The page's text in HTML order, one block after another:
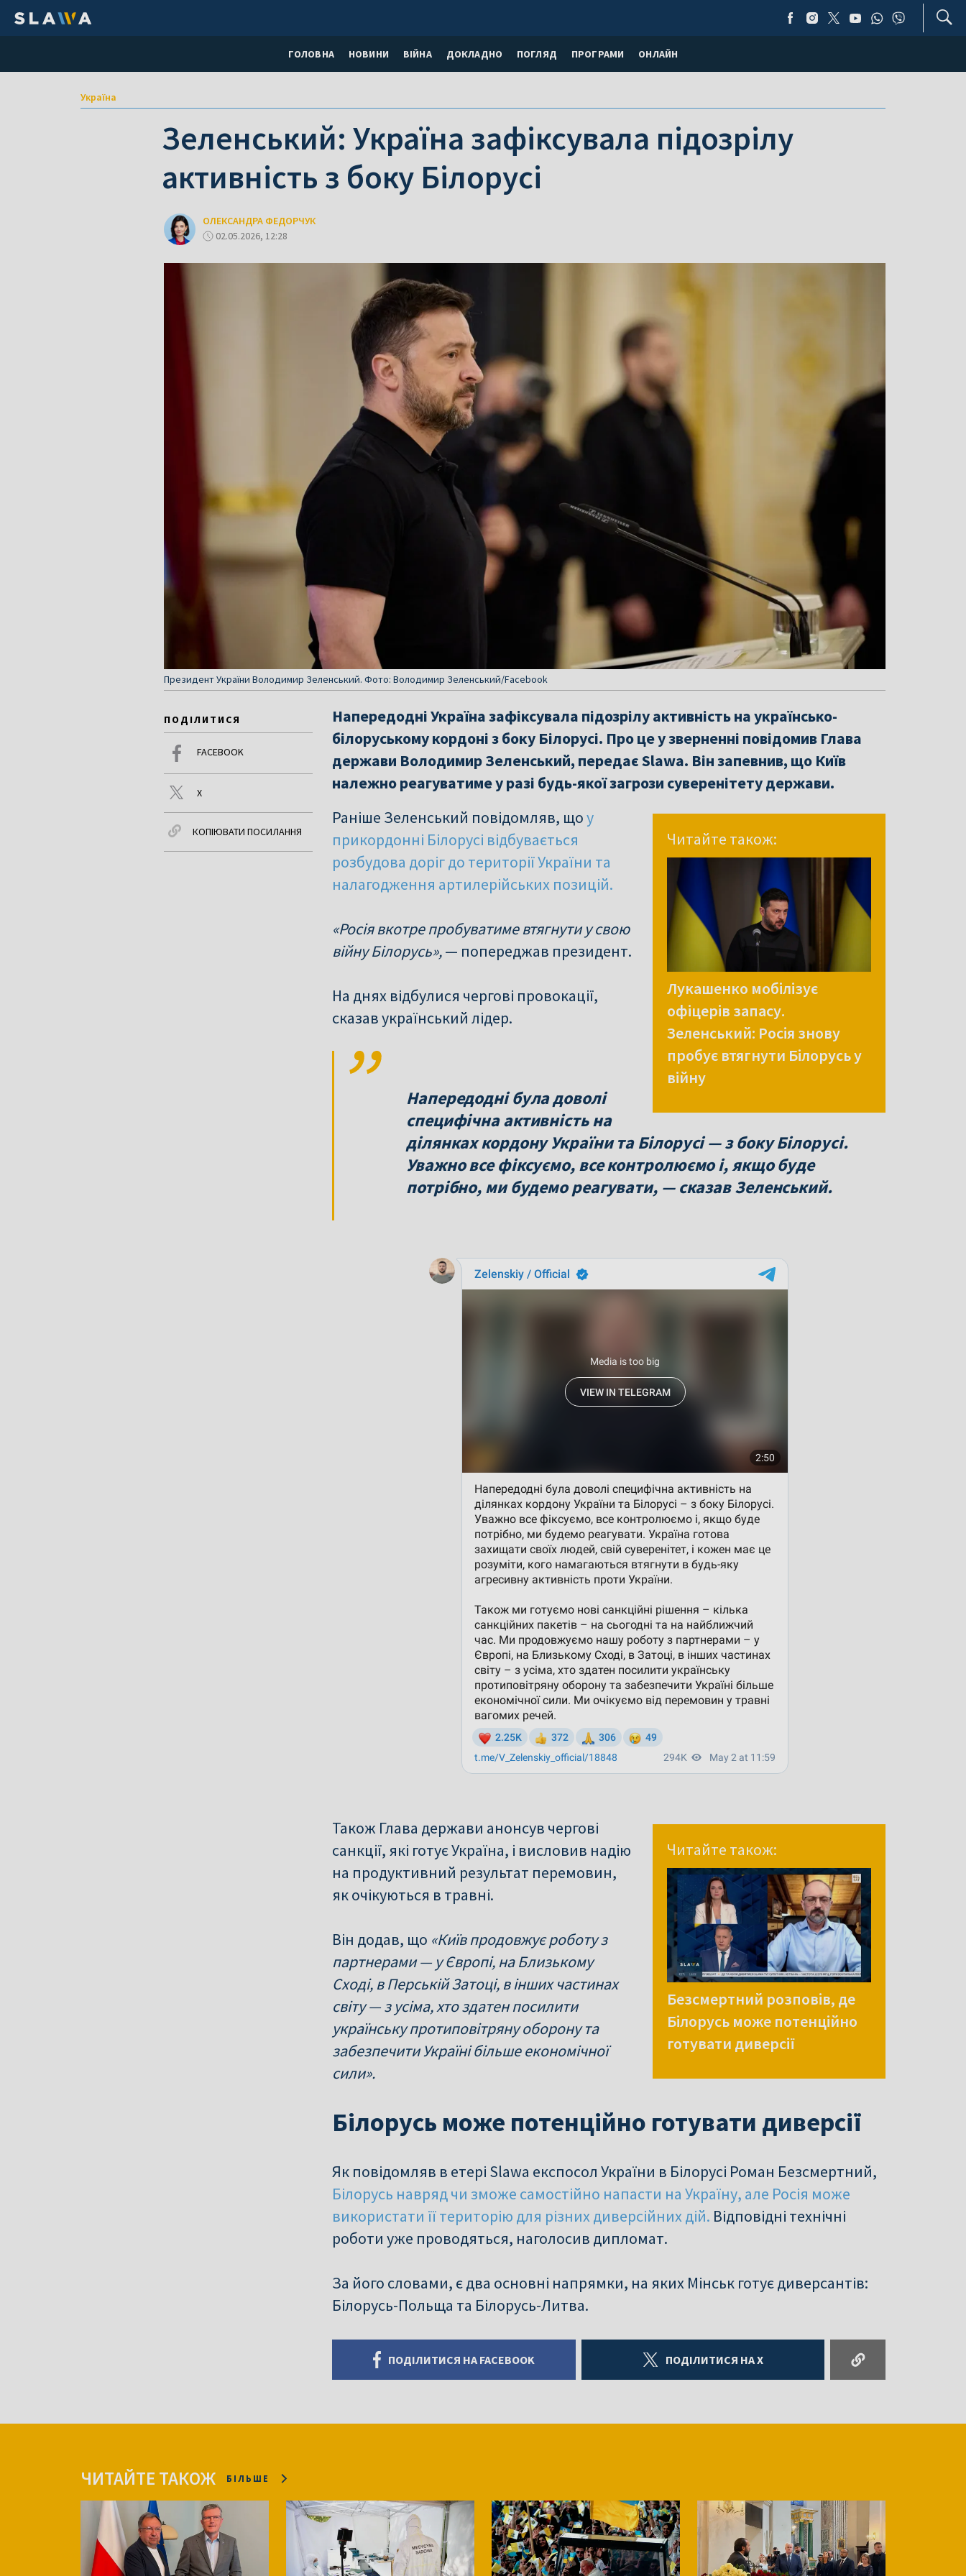
ГОЛОВНА НОВИНИ ВІЙНА ДОКЛАДНО ПОГЛЯД ПРОГРАМИ ОНЛАЙН
Україна
Зеленський: Україна зафіксувала підозрілу
активність з боку Білорусі
ОЛЕКСАНДРА ФЕДОРЧУК
02.05.2026, 12:28
Президент України Володимир Зеленський. Фото: Володимир Зеленський/Facebook
ПОДІЛИТИСЯ
FACEBOOK
X
КОПІЮВАТИ ПОСИЛАННЯ
Напередодні Україна зафіксувала підозрілу активність на українсько-
білоруському кордоні з боку Білорусі. Про це у зверненні повідомив Глава
держави Володимир Зеленський, передає Slawa. Він запевнив, що Київ
належно реагуватиме у разі будь-якої загрози суверенітету держави.
Читайте також:
Лукашенко мобілізує
офіцерів запасу.
Зеленський: Росія знову
пробує втягнути Білорусь у
війну
Раніше Зеленський повідомляв, щоу
прикордонні Білорусі відбувається
розбудова доріг до території України та
налагодження артилерійських позицій.
«Росія вкотре пробуватиме втягнути у свою
війну Білорусь»,— попереджав президент.
На днях відбулися чергові провокації,
сказав український лідер.
Напередодні була доволі
специфічна активність на
ділянках кордону України та Білорусі — з боку Білорусі.
Уважно все фіксуємо, все контролюємо і, якщо буде
потрібно, ми будемо реагувати, — сказав Зеленський.
Читайте також:
Безсмертний розповів, де
Білорусь може потенційно
готувати диверсії
Також Глава держави анонсув чергові
санкції, які готує Україна, і висловив надію
на продуктивний результат перемовин,
як очікуються в травні.
Він додав, що «Київ продовжує роботу з
партнерами — у Європі, на Близькому
Сході, в Перській Затоці, в інших частинах
світу — з усіма, хто здатен посилити
українську протиповітряну оборону та
забезпечити Україні більше економічної
сили».
Білорусь може потенційно готувати диверсії
Як повідомляв в етері Slawa експосол України в Білорусі Роман Безсмертний,
Білорусь навряд чи зможе самостійно напасти на Україну, але Росія може
використати її територію для різних диверсійних дій. Відповідні технічні
роботи уже проводяться, наголосив дипломат.
За його словами, є два основні напрямки, на яких Мінськ готує диверсантів:
Білорусь-Польща та Білорусь-Литва.
ПОДІЛИТИСЯ НА FACEBOOK ПОДІЛИТИСЯ НА X
ЧИТАЙТЕ ТАКОЖ БІЛЬШЕ